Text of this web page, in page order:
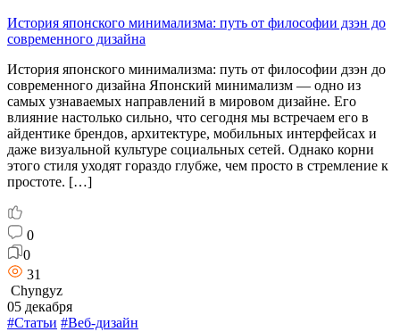
История японского минимализма: путь от философии дзэн до
современного дизайна
История японского минимализма: путь от философии дзэн до
современного дизайна Японский минимализм — одно из
самых узнаваемых направлений в мировом дизайне. Его
влияние настолько сильно, что сегодня мы встречаем его в
айдентике брендов, архитектуре, мобильных интерфейсах и
даже визуальной культуре социальных сетей. Однако корни
этого стиля уходят гораздо глубже, чем просто в стремление к
простоте. […]
0
0
31
Chyngyz
05 декабря
#Статьи #Веб-дизайн